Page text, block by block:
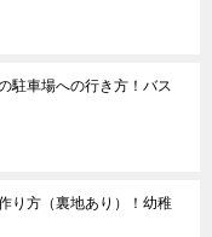
駐車場への行き方！バス
り方（裏地あり）！幼稚